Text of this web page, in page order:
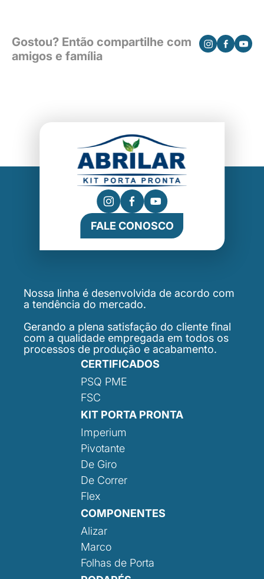
Gostou? Então compartilhe com
amigos e família
FALE CONOSCO
Nossa linha é desenvolvida de acordo com
a tendência do mercado.
Gerando a plena satisfação do cliente final
com a qualidade empregada em todos os
processos de produção e acabamento.
CERTIFICADOS
PSQ PME
FSC
KIT PORTA PRONTA
Imperium
Pivotante
De Giro
De Correr
Flex
COMPONENTES
Alizar
Marco
Folhas de Porta